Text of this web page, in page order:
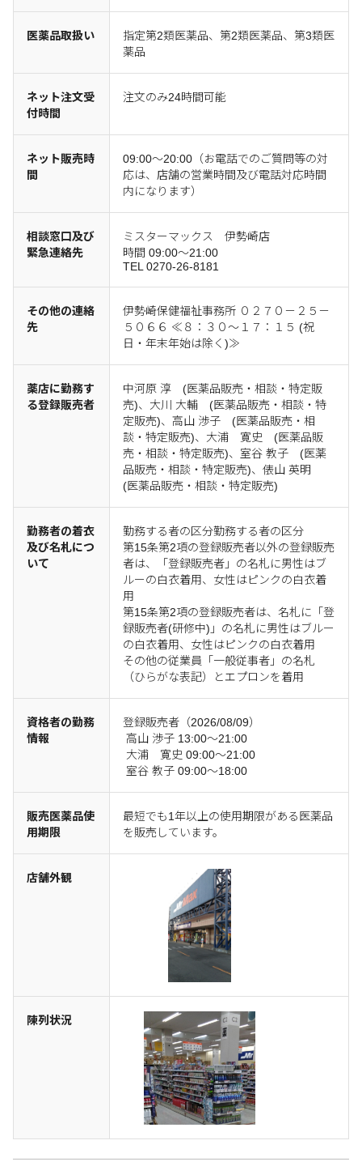
医薬品取扱い
指定第2類医薬品、第2類医薬品、第3類医
薬品
ネット注文受
付時間
注文のみ24時間可能
ネット販売時
間
09:00～20:00（お電話でのご質問等の対
応は、店舗の営業時間及び電話対応時間
内になります）
相談窓口及び
緊急連絡先
ミスターマックス 伊勢崎店
時間 09:00～21:00
TEL 0270-26-8181
その他の連絡
先
伊勢崎保健福祉事務所 ０２７０－２５－
５０６６ ≪８：３０～１７：１５ (祝
日・年末年始は除く)≫
薬店に勤務す
る登録販売者
中河原 淳 (医薬品販売・相談・特定販
売)、大川 大輔 (医薬品販売・相談・特
定販売)、高山 渉子 (医薬品販売・相
談・特定販売)、大浦 寛史 (医薬品販
売・相談・特定販売)、室谷 教子 (医薬
品販売・相談・特定販売)、俵山 英明
(医薬品販売・相談・特定販売)
勤務者の着衣
及び名札につ
いて
勤務する者の区分勤務する者の区分
第15条第2項の登録販売者以外の登録販売
者は、「登録販売者」の名札に男性はブ
ルーの白衣着用、女性はピンクの白衣着
用
第15条第2項の登録販売者は、名札に「登
録販売者(研修中)」の名札に男性はブルー
の白衣着用、女性はピンクの白衣着用
その他の従業員「一般従事者」の名札
（ひらがな表記）とエプロンを着用
資格者の勤務
情報
登録販売者（2026/08/09）
高山 渉子 13:00～21:00
大浦 寛史 09:00～21:00
室谷 教子 09:00～18:00
販売医薬品使
用期限
最短でも1年以上の使用期限がある医薬品
を販売しています。
店舗外観
陳列状況